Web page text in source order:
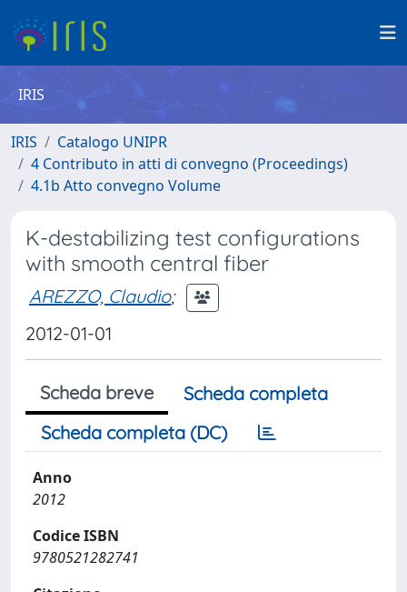
IRIS
IRIS
Catalogo UNIPR
4 Contributo in atti di convegno (Proceedings)
4.1b Atto convegno Volume
K-destabilizing test configurations
with smooth central fiber
AREZZO, Claudio;
2012-01-01
Scheda breve
Scheda completa
Scheda completa (DC)
Anno
2012
Codice ISBN
9780521282741